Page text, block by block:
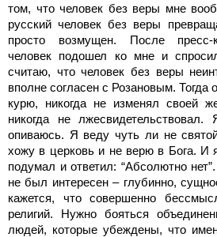
том, что человек без веры мне
русский человек без веры
просто возмущен. После пресс-
человек подошел ко мне и
считаю, что человек без веры
вполне согласен с Розановым. Тогда
курю, никогда не изменял своей
никогда не
опиваюсь. Я веду чуть ли не
хожу в церковь и не верю в Бога. И
подумал и ответил: “Абсолютно
не был интересен – глубинно,
кажется, что совершенно
религий. Нужно бояться
людей, которые убеждены, что